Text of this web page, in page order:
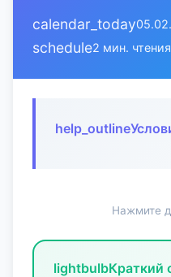
calendar_today
schedule2 мин. чтения
help_outline
Нажмите
lightbulbКраткий